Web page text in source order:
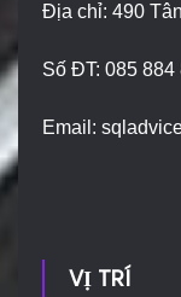
Địa chỉ: 490
Số ĐT: 085 884
Email:
VỊ TRÍ